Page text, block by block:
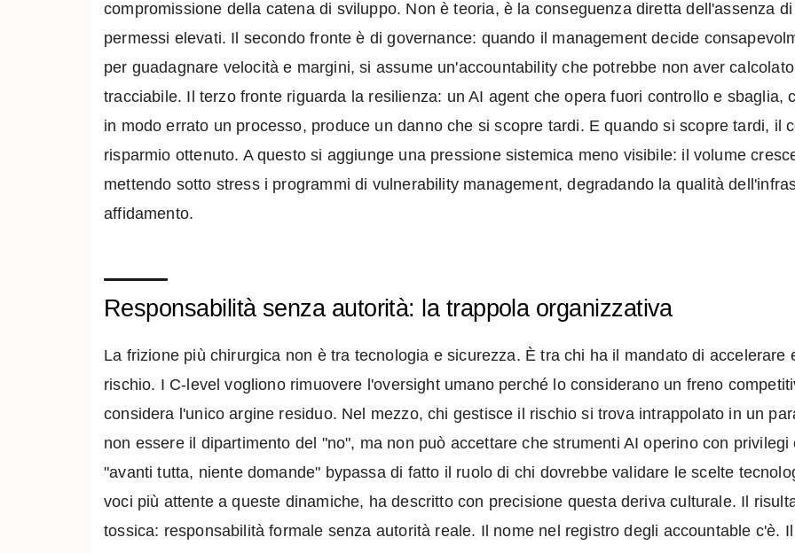
compromissione della catena di sviluppo. Non è teoria, è la conseguenza diretta dell'assenza
permessi elevati. Il secondo fronte è di governance: quando il management decide
per guadagnare velocità e margini, si assume un'accountability che potrebbe non aver
tracciabile. Il terzo fronte riguarda la resilienza: un AI agent che opera fuori controllo e sbaglia,
in modo errato un processo, produce un danno che si scopre tardi. E quando si scopre tardi, il
risparmio ottenuto. A questo si aggiunge una pressione sistemica meno visibile: il volume
mettendo sotto stress i programmi di vulnerability management, degradando la qualità
affidamento.
Responsabilità senza autorità: la trappola organizzativa
La frizione più chirurgica non è tra tecnologia e sicurezza. È tra chi ha il mandato di
rischio. I C-level vogliono rimuovere l'oversight umano perché lo considerano un freno
considera l'unico argine residuo. Nel mezzo, chi gestisce il rischio si trova intrappolato in un
non essere il dipartimento del "no", ma non può accettare che strumenti AI operino con
"avanti tutta, niente domande" bypassa di fatto il ruolo di chi dovrebbe validare le scelte
voci più attente a queste dinamiche, ha descritto con precisione questa deriva culturale. Il
tossica: responsabilità formale senza autorità reale. Il nome nel registro degli accountable c'è.